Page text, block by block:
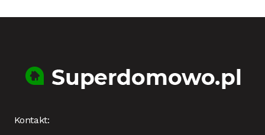
Kontakt: